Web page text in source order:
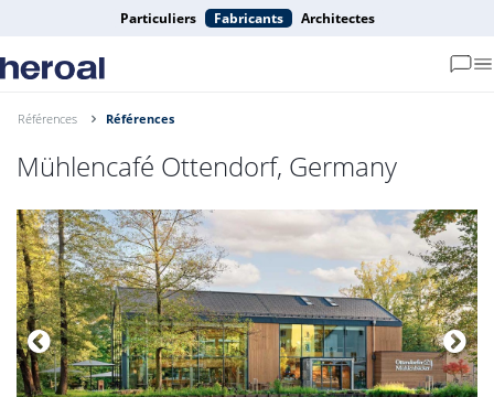
Particuliers Fabricants Architectes
Références Références
Mühlencafé Ottendorf, Germany